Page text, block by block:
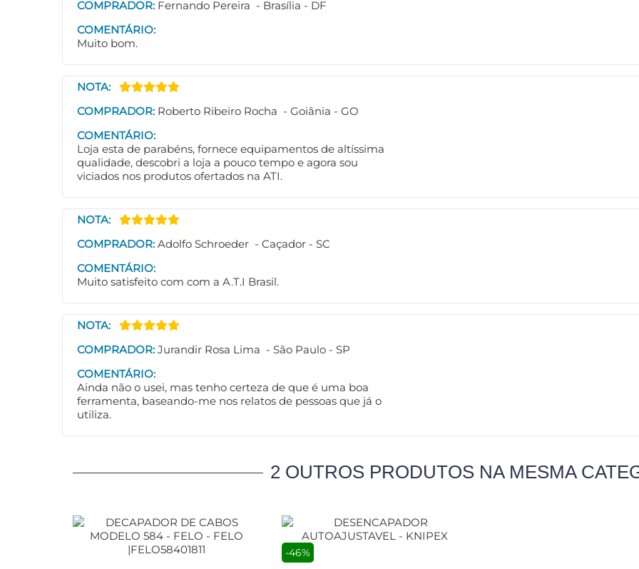
COMPRADOR: Fernando Pereira - Brasília - DF
COMENTÁRIO:
Muito bom.
NOTA:
COMPRADOR: Roberto Ribeiro Rocha - Goiânia - GO
COMENTÁRIO:
Loja esta de parabéns, fornece equipamentos de altíssima
qualidade, descobri a loja a pouco tempo e agora sou
viciados nos produtos ofertados na ATI.
NOTA:
COMPRADOR: Adolfo Schroeder - Caçador - SC
COMENTÁRIO:
Muito satisfeito com com a A.T.I Brasil.
NOTA:
COMPRADOR: Jurandir Rosa Lima - São Paulo - SP
COMENTÁRIO:
Ainda não o usei, mas tenho certeza de que é uma boa
ferramenta, baseando-me nos relatos de pessoas que já o
utiliza.
2 OUTROS PRODUTOS NA MESMA
-46%